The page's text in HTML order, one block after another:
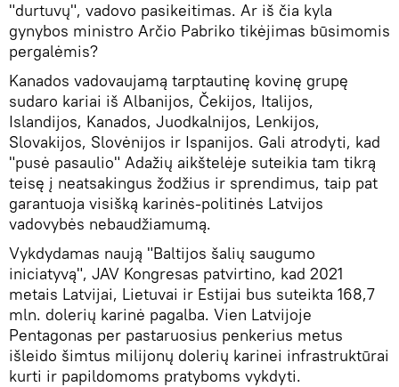
"durtuvų", vadovo pasikeitimas. Ar iš čia kyla
gynybos ministro Arčio Pabriko tikėjimas būsimomis
pergalėmis?
Kanados vadovaujamą tarptautinę kovinę grupę
sudaro kariai iš Albanijos, Čekijos, Italijos,
Islandijos, Kanados, Juodkalnijos, Lenkijos,
Slovakijos, Slovėnijos ir Ispanijos. Gali atrodyti, kad
"pusė pasaulio" Adažių aikštelėje suteikia tam tikrą
teisę į neatsakingus žodžius ir sprendimus, taip pat
garantuoja visišką karinės-politinės Latvijos
vadovybės nebaudžiamumą.
Vykdydamas naują "Baltijos šalių saugumo
iniciatyvą", JAV Kongresas patvirtino, kad 2021
metais Latvijai, Lietuvai ir Estijai bus suteikta 168,7
mln. dolerių karinė pagalba. Vien Latvijoje
Pentagonas per pastaruosius penkerius metus
išleido šimtus milijonų dolerių karinei infrastruktūrai
kurti ir papildomoms pratyboms vykdyti.